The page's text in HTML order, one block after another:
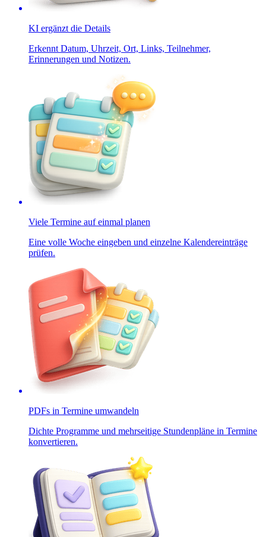
KI ergänzt die Details
Erkennt Datum, Uhrzeit, Ort, Links, Teilnehmer,
Erinnerungen und Notizen.
Viele Termine auf einmal planen
Eine volle Woche eingeben und einzelne Kalendereinträge
prüfen.
PDFs in Termine umwandeln
Dichte Programme und mehrseitige Stundenpläne in Termine
konvertieren.